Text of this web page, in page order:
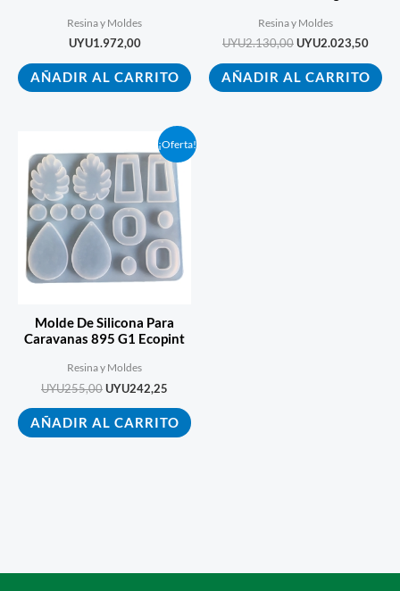
Resina y Moldes
UYU1.972,00
AÑADIR AL CARRITO
Resina y Moldes
UYU2.130,00UYU2.023,50
AÑADIR AL CARRITO
¡Oferta!
Molde De Silicona Para
Caravanas 895 G1 Ecopint
Resina y Moldes
UYU255,00
precio
original
era:
UYU255,00.
UYU242,25
precio
actual
es:
UYU242,25.
AÑADIR AL CARRITO